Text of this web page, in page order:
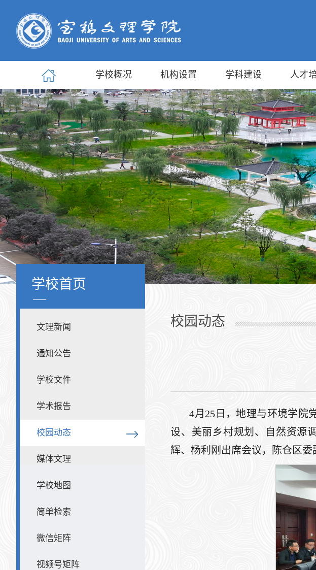
学校概况 机构设置 学科建设 人才
学校首页
文理新闻
通知公告
学校文件
学术报告
校园动态
媒体文理
学校地图
简单检索
微信矩阵
视频号矩阵
校园动态
4月25日，地理与环境学院
设、美丽乡村规划、自然资源
辉、杨利刚出席会议，陈仓区委